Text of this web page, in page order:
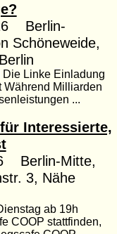
Berlin-
Schöneweide,
Linke Einladung
Während Milliarden
...
Interessierte,
Berlin-Mitte,
3, Nähe
ab 19h
COOP stattfinden,